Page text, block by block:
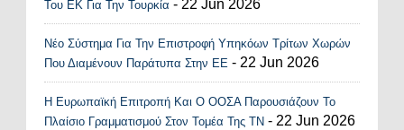
Του ΕΚ Για Την Τουρκία - 22 Jun 2026
Νέο Σύστημα Για Την Επιστροφή Υπηκόων Τρίτων Χωρών
Που Διαμένουν Παράτυπα Στην ΕΕ - 22 Jun 2026
Η Ευρωπαϊκή Επιτροπή Και Ο ΟΟΣΑ Παρουσιάζουν Το
Πλαίσιο Γραμματισμού Στον Τομέα Της ΤΝ - 22 Jun 2026